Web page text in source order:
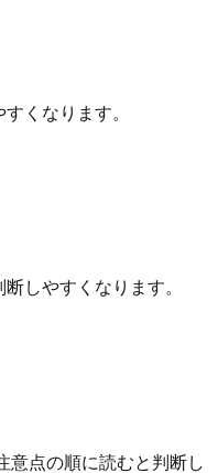
くなります。
しやすくなります。
意点の順に読むと判断し